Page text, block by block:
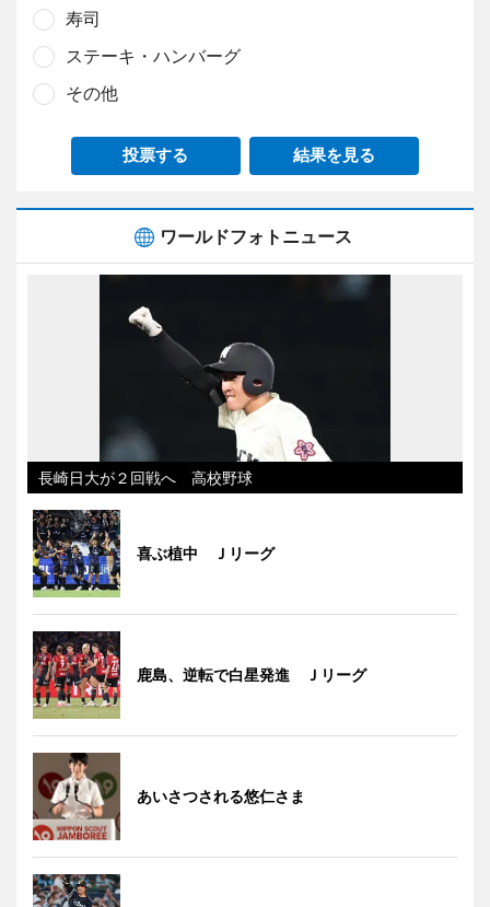
寿司
ステーキ・ハンバーグ
その他
投票する 結果を見る
ワールドフォトニュース
長崎日大が２回戦へ 高校野球
喜ぶ植中 Ｊリーグ
鹿島、逆転で白星発進 Ｊリーグ
あいさつされる悠仁さま